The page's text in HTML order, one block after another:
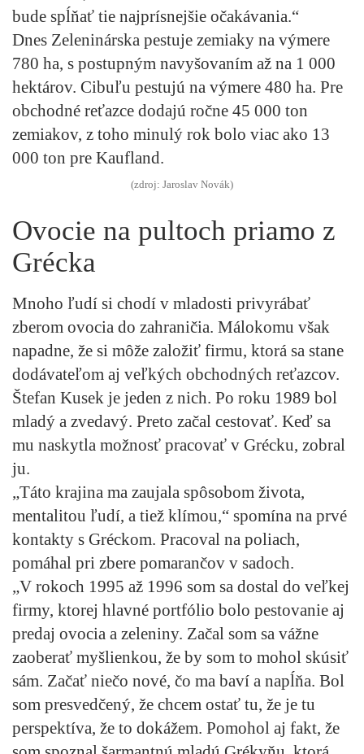
bude spĺňať tie najprísnejšie očakávania.“
Dnes Zeleninárska pestuje zemiaky na výmere
780 ha, s postupným navyšovaním až na 1 000
hektárov. Cibuľu pestujú na výmere 480 ha. Pre
obchodné reťazce dodajú ročne 45 000 ton
zemiakov, z toho minulý rok bolo viac ako 13
000 ton pre Kaufland.
(zdroj: Jaroslav Novák)
Ovocie na pultoch priamo z
Grécka
Mnoho ľudí si chodí v mladosti privyrábať
zberom ovocia do zahraničia. Málokomu však
napadne, že si môže založiť firmu, ktorá sa stane
dodávateľom aj veľkých obchodných reťazcov.
Štefan Kusek je jeden z nich. Po roku 1989 bol
mladý a zvedavý. Preto začal cestovať. Keď sa
mu naskytla možnosť pracovať v Grécku, zobral
ju.
„Táto krajina ma zaujala spôsobom života,
mentalitou ľudí, a tiež klímou,“ spomína na prvé
kontakty s Gréckom. Pracoval na poliach,
pomáhal pri zbere pomarančov v sadoch.
„V rokoch 1995 až 1996 som sa dostal do veľkej
firmy, ktorej hlavné portfólio bolo pestovanie aj
predaj ovocia a zeleniny. Začal som sa vážne
zaoberať myšlienkou, že by som to mohol skúsiť
sám. Začať niečo nové, čo ma baví a napĺňa. Bol
som presvedčený, že chcem ostať tu, že je tu
perspektíva, že to dokážem. Pomohol aj fakt, že